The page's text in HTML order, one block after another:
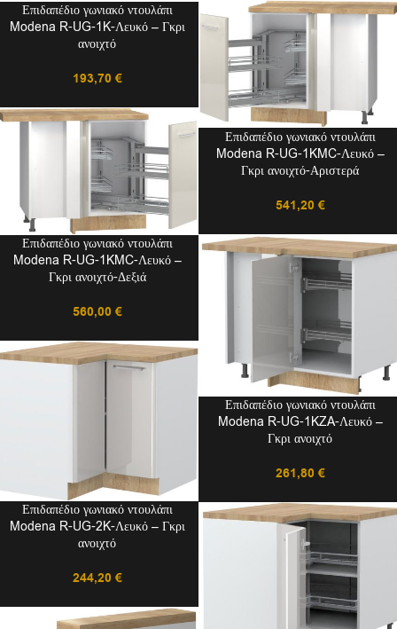
Επιδαπέδιο γωνιακό ντουλάπι
Modena R-UG-1K-Λευκό – Γκρι
ανοιχτό
193,70 €
Επιδαπέδιο γωνιακό ντουλάπι
Modena R-UG-1KMC-Λευκό –
Γκρι ανοιχτό-Αριστερά
541,20 €
Επιδαπέδιο γωνιακό ντουλάπι
Modena R-UG-1KMC-Λευκό –
Γκρι ανοιχτό-Δεξιά
560,00 €
Επιδαπέδιο γωνιακό ντουλάπι
Modena R-UG-1KZA-Λευκό –
Γκρι ανοιχτό
261,80 €
Επιδαπέδιο γωνιακό ντουλάπι
Modena R-UG-2K-Λευκό – Γκρι
ανοιχτό
244,20 €